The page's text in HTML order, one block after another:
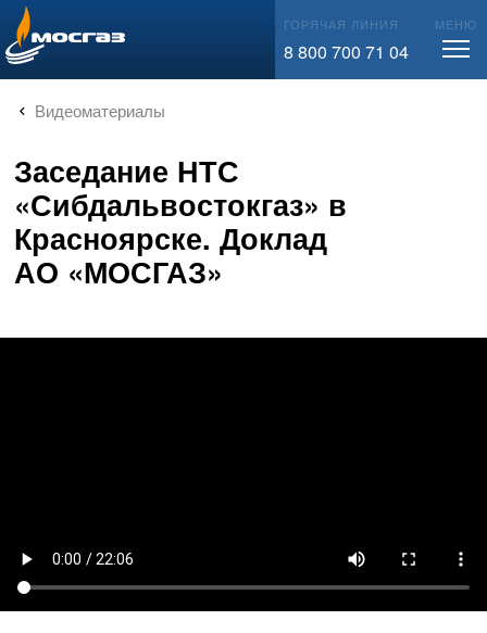
info@mos-gaz.ru ГОРЯЧАЯ ЛИНИЯ
8 800 700 71 04
МЕНЮ
Видеоматериалы
Заседание НТС
«Сибдальвостокгаз» в
Красноярске. Доклад
АО «МОСГАЗ»